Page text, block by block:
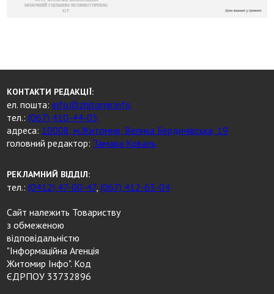
КОНТАКТИ РЕДАКЦІЇ:
ел. пошта:info@zhitomir.info
тел.:(067) 410-44-05
адреса: 10008, м.Житомир, Велика Бердичівська, 19
головний редактор: Тамара Коваль
РЕКЛАМНИЙ ВІДДІЛ:
тел.:(0412) 47-00-47,(067) 412-63-04
Сайт належить Товариству
з обмеженою
відповідальністю
"Інформаційна Агенція
Житомир Інфо". Код
ЄДРПОУ 33732896